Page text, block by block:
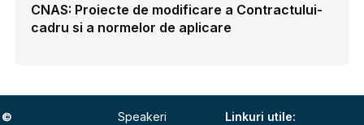
CNAS: Proiecte de modificare a Contractului-
cadru si a normelor de aplicare
©
Speakeri Linkuri utile: